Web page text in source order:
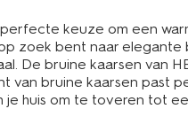
keuze om een
zoek bent naar
De bruine kaarsen van
van bruine kaarsen past
je huis om te toveren tot